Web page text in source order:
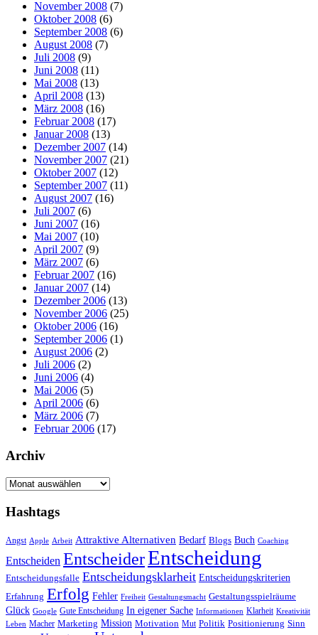
November 2008 (7)
Oktober 2008 (6)
September 2008 (6)
August 2008 (7)
Juli 2008 (9)
Juni 2008 (11)
Mai 2008 (13)
April 2008 (13)
März 2008 (16)
Februar 2008 (17)
Januar 2008 (13)
Dezember 2007 (14)
November 2007 (21)
Oktober 2007 (12)
September 2007 (11)
August 2007 (16)
Juli 2007 (6)
Juni 2007 (16)
Mai 2007 (10)
April 2007 (9)
März 2007 (6)
Februar 2007 (16)
Januar 2007 (14)
Dezember 2006 (13)
November 2006 (25)
Oktober 2006 (16)
September 2006 (1)
August 2006 (2)
Juli 2006 (2)
Juni 2006 (4)
Mai 2006 (5)
April 2006 (6)
März 2006 (7)
Februar 2006 (17)
Archiv
Archiv
Hashtags
Angst Apple Arbeit Attraktive Alternativen Bedarf Blogs Buch Coaching
Entscheiden EntscheiderEntscheidung
Entscheidungsfalle Entscheidungsklarheit Entscheidungskriterien
Erfahrung Erfolg Fehler Freiheit Gestaltungsmacht Gestaltungsspielräume
Glück Google Gute Entscheidung In eigener Sache Informationen Klarheit Kreativität
Leben Macher Marketing Mission Motivation Mut Politik Positionierung Sinn